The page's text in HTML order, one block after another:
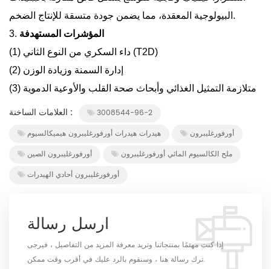
البيولوجية المعقدة، مما يضمن جودة متسقة للإنتاج الضخم.
3. المؤشرات المستهدفة
(1)
داء السكري من النوع الثاني (T2D)
(2) إدارة السمنة وزيادة الوزن
(3) متلازمة التمثيل الغذائي وأبحاث صحة القلب والأوعية الدموية
العلامات الساخنة :
3008544-96-2
هيدرات هيدرات أورفورغليبرون هيميكالسيوم
أورفورغليبرون
أورفورغليبرون الصين
ملح الكالسيوم المائي أورفورغليبرون
أورفورغليبرون أحادي الهيدرات
ارسل رسالة
إذا كنت مهتمًا بمنتجاتنا وتريد معرفة المزيد من التفاصيل ، فيرجى
ترك رسالة هنا ، وسنقوم بالرد عليك في أقرب وقت ممكن.